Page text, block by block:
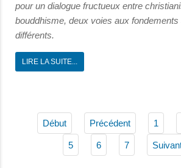
pour un dialogue fructueux entre
bouddhisme, deux voies aux fondements
différents.
LIRE LA SUITE...
Début Précédent 1
5 6 7